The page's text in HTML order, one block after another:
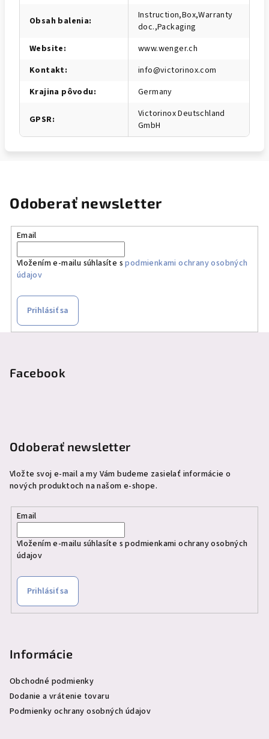
Obsah balenia:
Instruction,Box,Warranty
doc.,Packaging
Website:
www.wenger.ch
Kontakt:
info@victorinox.com
Krajina pôvodu: Germany
GPSR:
Victorinox Deutschland
GmbH
Odoberať newsletter
Email
Vložením e-mailu súhlasíte spodmienkami ochrany osobných
údajov
Prihlásiť sa
Facebook
Odoberať newsletter
Vložte svoj e-mail a my Vám budeme zasielať informácie o
nových produktoch na našom e-shope.
Email
Vložením e-mailu súhlasíte spodmienkami ochrany osobných
údajov
Prihlásiť sa
Informácie
Obchodné podmienky
Dodanie a vrátenie tovaru
Podmienky ochrany osobných údajov